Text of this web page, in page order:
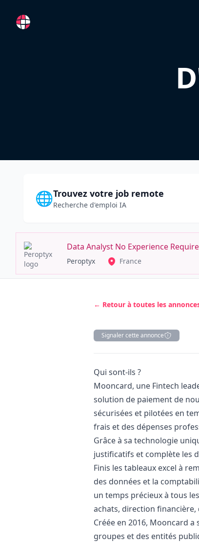
RemoteFR
🌐Trouvez votre job remote
Recherche d'emploi IA
Data Analyst No Experience
Peroptyx France
← Retour à toutes les
Signaler cette annonce
Description
Qui sont-ils ?
Mooncard, une Fintech
solution de paiement de
sécurisées et pilotées en
frais et des dépenses
Grâce à sa technologie
justificatifs et complète les
Finis les tableaux excel à
des données et la
un temps précieux à tous
achats, direction
Créée en 2016, Mooncard
groupes et des entités